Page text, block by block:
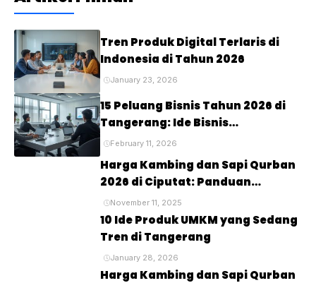
Tren Produk Digital Terlaris di
Indonesia di Tahun 2026
January 23, 2026
15 Peluang Bisnis Tahun 2026 di
Tangerang: Ide Bisnis
Menjanjikan untuk Masa Depan
February 11, 2026
Harga Kambing dan Sapi Qurban
2026 di Ciputat: Panduan
Lengkap untuk Perayaan Idul
Adha
November 11, 2025
10 Ide Produk UMKM yang Sedang
Tren di Tangerang
January 28, 2026
Harga Kambing dan Sapi Qurban